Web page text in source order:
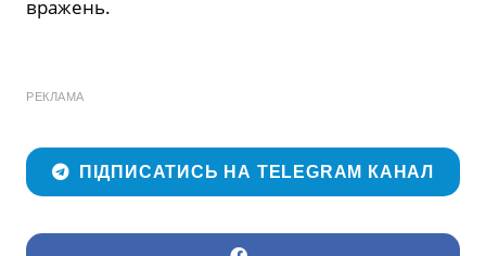
вражень.
РЕКЛАМА
ПІДПИСАТИСЬ НА TELEGRAM КАНАЛ